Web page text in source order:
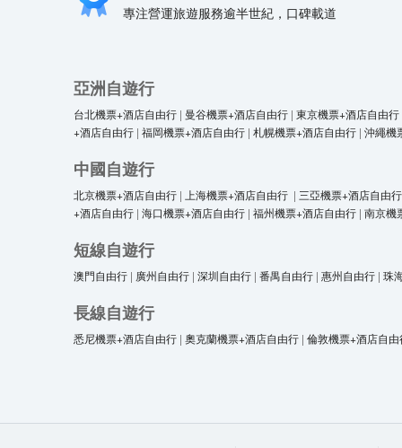
專注營運旅遊服務逾半世紀，口碑載道
亞洲自遊行
台北機票+酒店自由行 | 曼谷機票+酒店自由行 | 東京機票+酒店自由行
+酒店自由行 | 福岡機票+酒店自由行 | 札幌機票+酒店自由行 | 沖繩機
中國自遊行
北京機票+酒店自由行 | 上海機票+酒店自由行 | 三亞機票+酒店自由行
+酒店自由行 | 海口機票+酒店自由行 | 福州機票+酒店自由行 | 南京機
短線自遊行
澳門自由行 | 廣州自由行 | 深圳自由行 | 番禺自由行 | 惠州自由行 | 珠
長線自遊行
悉尼機票+酒店自由行 | 奧克蘭機票+酒店自由行 | 倫敦機票+酒店自由